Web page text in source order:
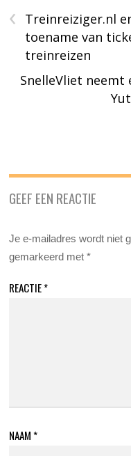
‹
Treinreiziger.nl
toename van
treinreizen
SnelleVliet
GEEF EEN REACTIE
Je e-mailadres wordt niet
gemarkeerd met*
REACTIE*
NAAM *